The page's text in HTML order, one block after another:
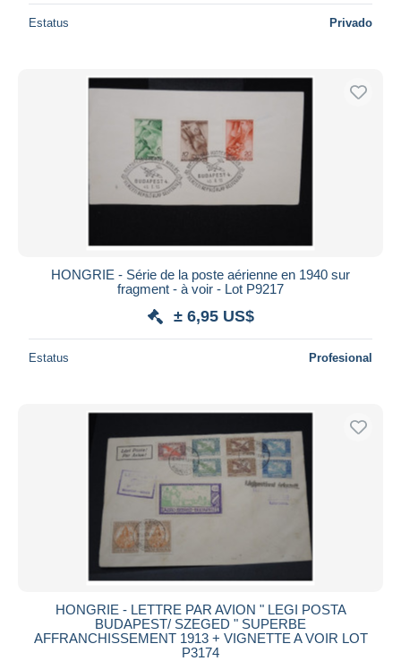
De US$
Envío gratis
PayPal
Transferencia bancaria
Visa
Mastercard
Maestro
Aplicar
Estatus Privado
HONGRIE - Série de la poste aérienne en 1940 sur
fragment - à voir - Lot P9217
± 6,95 US$
Estatus Profesional
HONGRIE - LETTRE PAR AVION " LEGI POSTA
BUDAPEST/ SZEGED " SUPERBE
AFFRANCHISSEMENT 1913 + VIGNETTE A VOIR LOT
P3174